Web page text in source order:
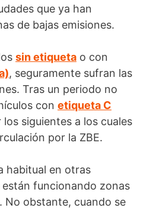
que ya han
de bajas emisiones.
sin etiqueta o con
, seguramente sufran las
Tras un periodo no
con etiqueta C
los siguientes a los cuales
por la ZBE.
habitual en otras
funcionando zonas
No obstante, cuando se